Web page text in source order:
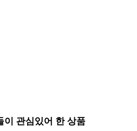
이 관심있어 한 상품